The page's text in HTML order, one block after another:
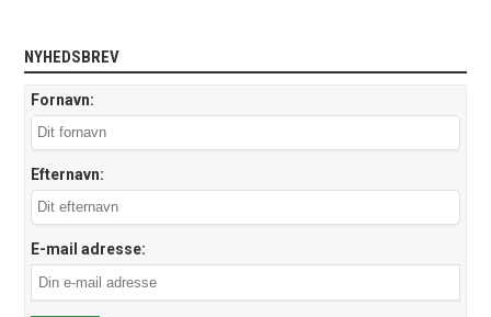
NYHEDSBREV
Fornavn:
Efternavn:
E-mail adresse: